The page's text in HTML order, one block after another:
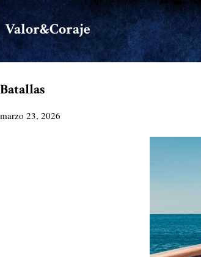
Valor&Coraje
Batallas
marzo 23, 2026